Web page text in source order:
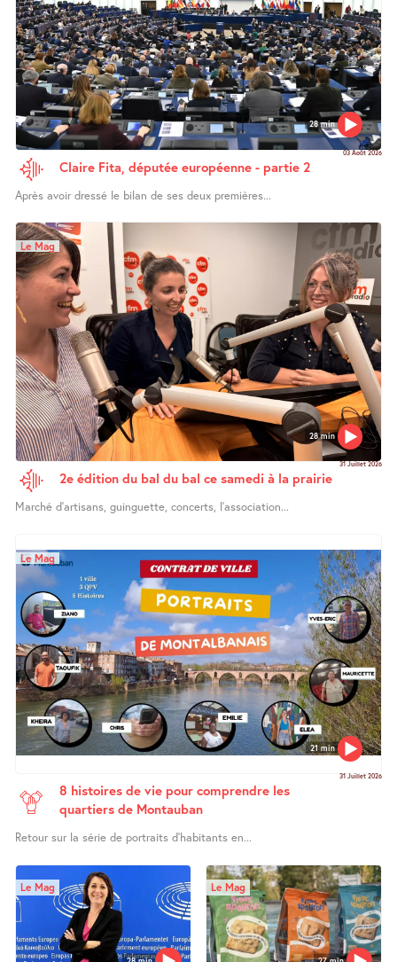
28 min
03 Août 2026
Claire Fita, députée européenne - partie 2
Après avoir dressé le bilan de ses deux premières...
28 min
Le Mag
31 Juillet 2026
2e édition du bal du bal ce samedi à la prairie
Marché d’artisans, guinguette, concerts, l’association...
21 min
Le Mag
31 Juillet 2026
8 histoires de vie pour comprendre les
quartiers de Montauban
Retour sur la série de portraits d’habitants en...
Le Mag Le Mag